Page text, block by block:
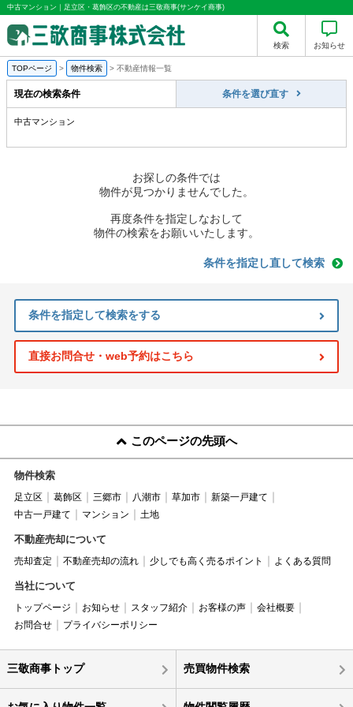
中古マンション｜足立区・葛飾区の不動産は三敬商事(サンケイ商事)
検索 お知らせ
TOPページ > 物件検索 > 不動産情報一覧
現在の検索条件 条件を選び直す
中古マンション
お探しの条件では
物件が見つかりませんでした。
再度条件を指定しなおして
物件の検索をお願いいたします。
条件を指定し直して検索
条件を指定して検索をする
直接お問合せ・web予約はこちら
このページの先頭へ
物件検索
足立区 葛飾区 三郷市 八潮市 草加市
新築一戸建て
中古一戸建て
マンション 土地
不動産売却について
売却査定 不動産売却の流れ 少しでも高く売るポイント よくある質問
当社について
トップページ お知らせ スタッフ紹介 お客様の声
会社概要
お問合せ
プライバシーポリシー
三敬商事トップ 売買物件検索